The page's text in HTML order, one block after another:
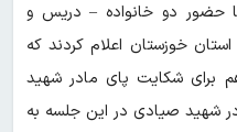
حضور دو خانواده – دریس و
خوزستان اعلام کردند که
برای شکایت پای مادر شهید
شهید صیادی در این جلسه به